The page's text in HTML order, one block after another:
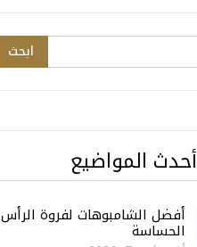
أحدث المواضيع
أفضل الشامبوهات لفروة الرأس
الحساسة